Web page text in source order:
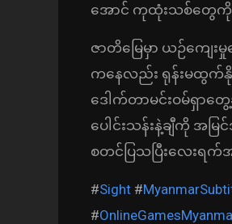
အောင် ကုထုံးသစ်တွေကို က
ဇာတိမြေမှာ ယဉ်ကျေ
ကနေလည်း ရုန်းမထွက်
ဒေါက်တာမင်းဝမ်ရှာတွ
ပေါင်းသန်းနဲ့ချီကို အမ
စတင်ပြသပြီးလေးရက်
#Sight #
#